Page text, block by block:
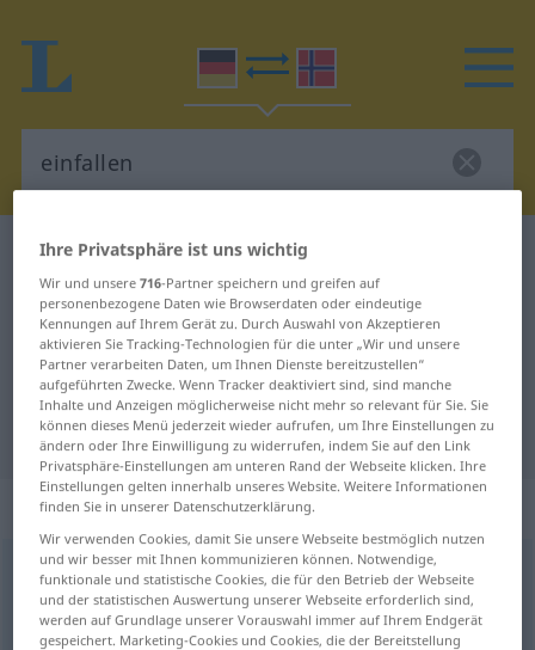
Deutsch-Norwegisch Wörterbuch
Deutsch-Norwegisch Übersetzung
für "einfallen"
"einfallen" Norwegisch
Übersetzung
„einfallen“
einfallen
Übersicht aller Übersetzungen
Ihre Privatsphäre ist uns wichtig
Wir und unsere716-Partner speichern und greifen auf
personenbezogene Daten wie Browserdaten oder eindeutige
Kennungen auf Ihrem Gerät zu. Durch Auswahl von Akzeptieren
aktivieren Sie Tracking-Technologien für die unter „Wir und unsere
Partner verarbeiten Daten, um Ihnen Dienste bereitzustellen“
aufgeführten Zwecke. Wenn Tracker deaktiviert sind, sind manche
Inhalte und Anzeigen möglicherweise nicht mehr so relevant für Sie. Sie
können dieses Menü jederzeit wieder aufrufen, um Ihre Einstellungen zu
ändern oder Ihre Einwilligung zu widerrufen, indem Sie auf den Link
Privatsphäre-Einstellungen am unteren Rand der Webseite klicken. Ihre
Einstellungen gelten innerhalb unseres Website. Weitere Informationen
finden Sie in unserer Datenschutzerklärung.
Wir verwenden Cookies, damit Sie unsere Webseite bestmöglich nutzen
und wir besser mit Ihnen kommunizieren können. Notwendige,
funktionale und statistische Cookies, die für den Betrieb der Webseite
und der statistischen Auswertung unserer Webseite erforderlich sind,
werden auf Grundlage unserer Vorauswahl immer auf Ihrem Endgerät
gespeichert. Marketing-Cookies und Cookies, die der Bereitstellung